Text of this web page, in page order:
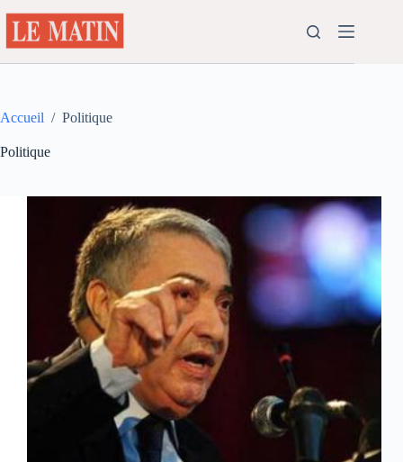
au
contenu
Accueil / Politique
Politique